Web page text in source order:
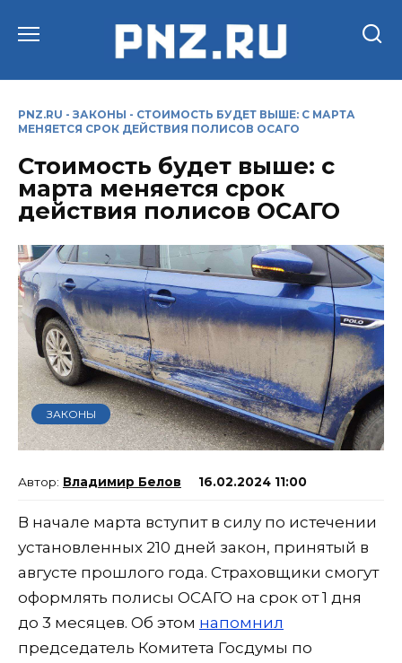
PNZ.RU - ЗАКОНЫ - СТОИМОСТЬ БУДЕТ ВЫШЕ: С МАРТА
МЕНЯЕТСЯ СРОК ДЕЙСТВИЯ ПОЛИСОВ ОСАГО
Стоимость будет выше: с
марта меняется срок
действия полисов ОСАГО
ЗАКОНЫ
Владимир Белов 16.02.2024 11:00
В начале марта вступит в силу по истечении
установленных 210 дней закон, принятый в
августе прошлого года. Страховщики смогут
оформлять полисы ОСАГО на срок от 1 дня
до 3 месяцев. Об этом напомнил
председатель Комитета Госдумы по